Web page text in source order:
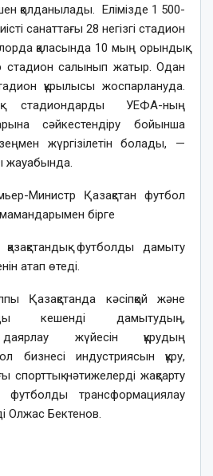
қолданылады. Елімізде 1 500-
санаттағы 28 негізгі стадион
қаласында 10 мың орындық
стадион салынып жатыр. Одан
құрылысы жоспарлануда.
стадиондарды УЕФА-ның
сәйкестендіру бойынша
жүргізілетін болады, —
жауабында.
Министр Қазақстан футбол
бірге
футболды дамыту
атап өтеді.
Қазақстанда кәсіпқой және
кешенді дамытудың,
жүйесін құрудың
бизнесі индустриясын құру,
спорттық нәтижелерді жақсарту
футболды трансформациялау
Олжас Бектенов.